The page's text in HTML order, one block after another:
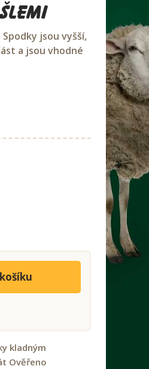
jsou vyšší,
a jsou vhodné
kladným
Ověřeno